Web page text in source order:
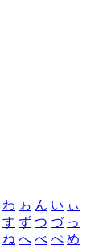
わ ゎ ん い ぃ
す ず つ づ っ
ね へ べ ぺ め